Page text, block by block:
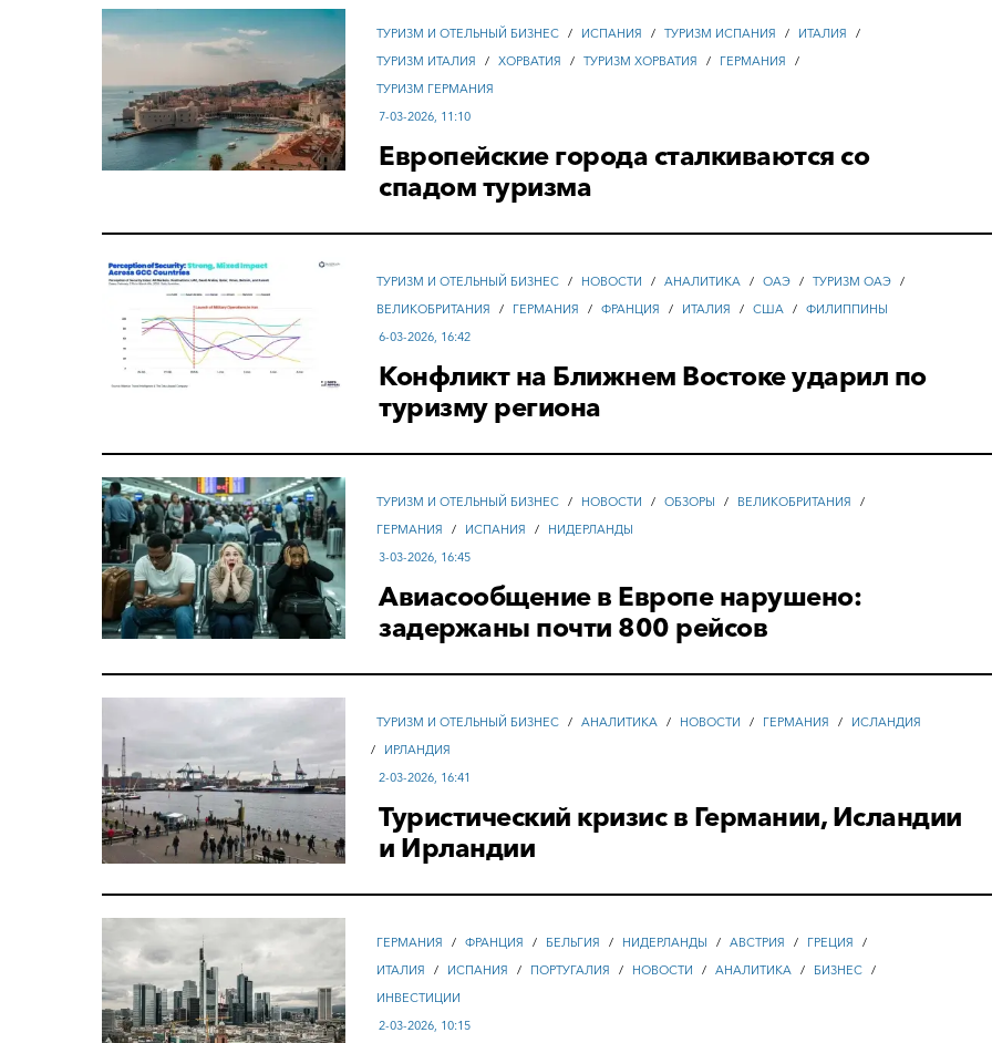
ТУРИЗМ И ОТЕЛЬНЫЙ БИЗНЕС / ИСПАНИЯ / ТУРИЗМ ИСПАНИЯ / ИТАЛИЯ
/
ТУРИЗМ ИТАЛИЯ
/ ХОРВАТИЯ / ТУРИЗМ ХОРВАТИЯ / ГЕРМАНИЯ
/
ТУРИЗМ ГЕРМАНИЯ
7-03-2026, 11:10
Европейские города сталкиваются со
спадом туризма
ТУРИЗМ И ОТЕЛЬНЫЙ БИЗНЕС / НОВОСТИ / АНАЛИТИКА / ОАЭ / ТУРИЗМ ОАЭ /
ВЕЛИКОБРИТАНИЯ
/ ГЕРМАНИЯ / ФРАНЦИЯ / ИТАЛИЯ / США / ФИЛИППИНЫ
6-03-2026, 16:42
Конфликт на Ближнем Востоке ударил по
туризму региона
ТУРИЗМ И ОТЕЛЬНЫЙ БИЗНЕС / НОВОСТИ / ОБЗОРЫ / ВЕЛИКОБРИТАНИЯ
/
ГЕРМАНИЯ
/ ИСПАНИЯ /
НИДЕРЛАНДЫ
3-03-2026, 16:45
Авиасообщение в Европе нарушено:
задержаны почти 800 рейсов
ТУРИЗМ И ОТЕЛЬНЫЙ БИЗНЕС / АНАЛИТИКА / НОВОСТИ / ГЕРМАНИЯ /
ИСЛАНДИЯ
/
ИРЛАНДИЯ
2-03-2026, 16:41
Туристический кризис в Германии, Исландии
и Ирландии
ГЕРМАНИЯ / ФРАНЦИЯ / БЕЛЬГИЯ / НИДЕРЛАНДЫ / АВСТРИЯ / ГРЕЦИЯ
/
ИТАЛИЯ
/ ИСПАНИЯ / ПОРТУГАЛИЯ / НОВОСТИ / АНАЛИТИКА / БИЗНЕС /
ИНВЕСТИЦИИ
2-03-2026, 10:15